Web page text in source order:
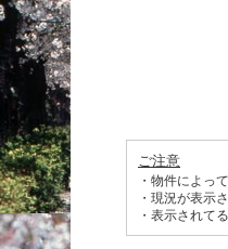
ご注意
・物件によっ
・現況が表示
・表示されて